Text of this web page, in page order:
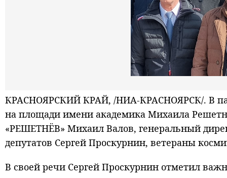
КРАСНОЯРСКИЙ КРАЙ, /НИА-КРАСНОЯРСК/. В
на площади имени академика Михаила
«РЕШЕТНЁВ» Михаил Валов, генеральный
депутатов Сергей Проскурнин, ветераны
В своей речи Сергей Проскурнин отметил